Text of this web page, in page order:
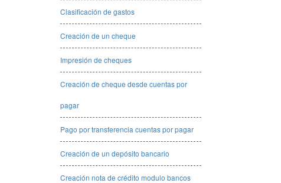
Clasificación de gastos
Creación de un cheque
Impresión de cheques
Creación de cheque desde cuentas por
pagar
Pago por transferencia cuentas por pagar
Creación de un depósito bancario
Creación nota de crédito modulo bancos